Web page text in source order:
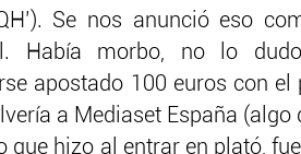
Se nos anunció eso
Había morbo, no lo
apostado 100 euros con el
a Mediaset España (algo
que hizo al entrar en plató,